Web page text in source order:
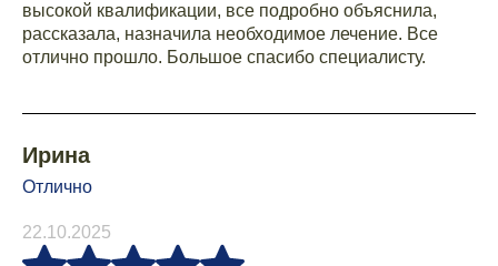
высокой квалификации, все подробно объяснила,
рассказала, назначила необходимое лечение. Все
отлично прошло. Большое спасибо специалисту.
Ирина
Отлично
22.10.2025